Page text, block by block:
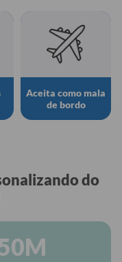
Aceita como mala
de bordo
do